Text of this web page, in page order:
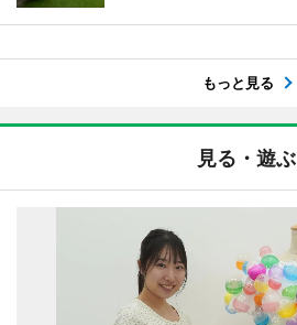
もっと見る
見る・遊ぶ